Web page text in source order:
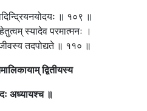
॥ १०९ ॥
स्यादेव परमात्मनः ।
जीवस्य तदपोद्यते ॥ ११० ॥
द्वितीयस्य
अध्यायश्च ॥